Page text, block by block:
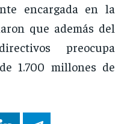
encargada en la
que además del
preocupa
1.700 millones de